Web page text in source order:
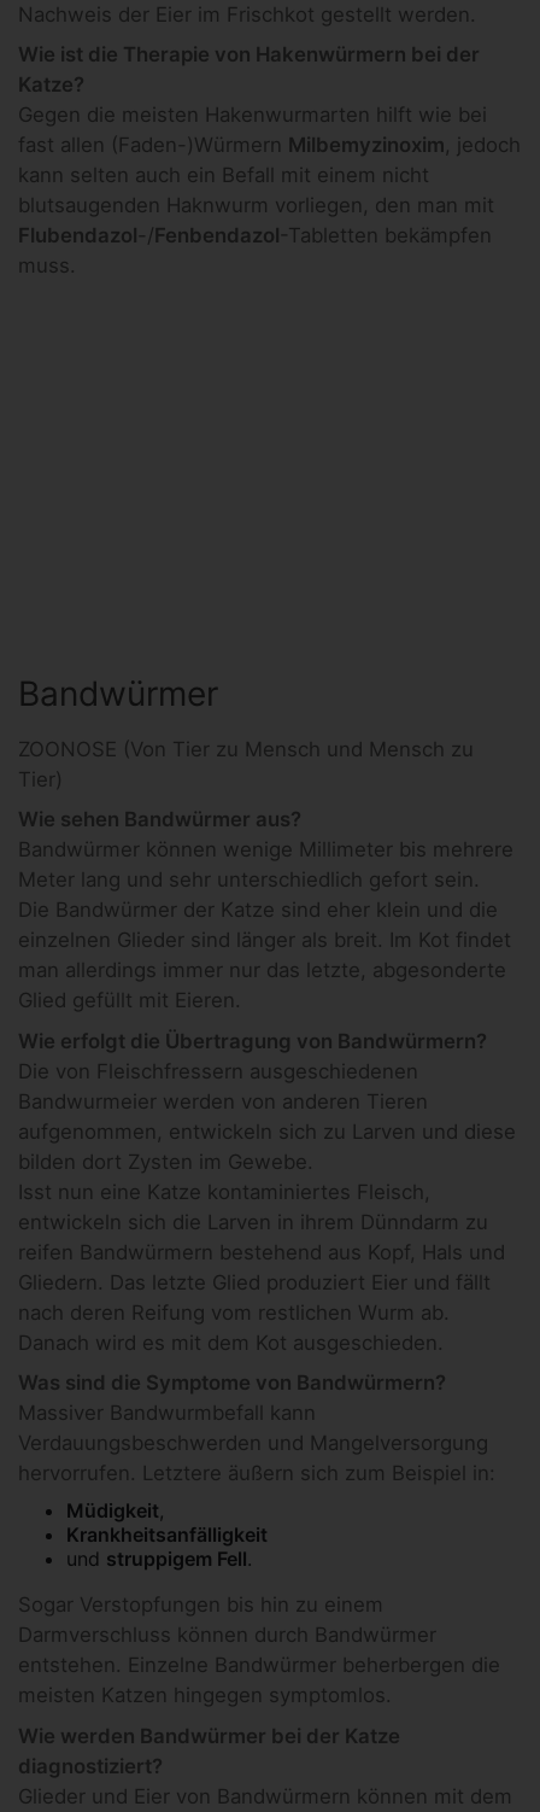
Nachweis der Eier im Frischkot gestellt werden.
Wie ist die Therapie von Hakenwürmern bei der
Katze?
Gegen die meisten Hakenwurmarten hilft wie bei
fast allen (Faden-)Würmern Milbemyzinoxim, jedoch
kann selten auch ein Befall mit einem nicht
blutsaugenden Haknwurm vorliegen, den man mit
Flubendazol -/ Fenbendazol
-Tabletten bekämpfen
muss.
Bandwürmer
ZOONOSE (Von Tier zu Mensch und Mensch zu
Tier)
Wie sehen Bandwürmer aus?
Bandwürmer können wenige Millimeter bis mehrere
Meter lang und sehr unterschiedlich gefort sein.
Die Bandwürmer der Katze sind eher klein und die
einzelnen Glieder sind länger als breit. Im Kot findet
man allerdings immer nur das letzte, abgesonderte
Glied gefüllt mit Eieren.
Wie erfolgt die Übertragung von Bandwürmern?
Die von Fleischfressern ausgeschiedenen
Bandwurmeier werden von anderen Tieren
aufgenommen, entwickeln sich zu Larven und diese
bilden dort Zysten im Gewebe.
Isst nun eine Katze kontaminiertes Fleisch,
entwickeln sich die Larven in ihrem Dünndarm zu
reifen Bandwürmern bestehend aus Kopf, Hals und
Gliedern. Das letzte Glied produziert Eier und fällt
nach deren Reifung vom restlichen Wurm ab.
Danach wird es mit dem Kot ausgeschieden.
Was sind die Symptome von Bandwürmern?
Massiver Bandwurmbefall kann
Verdauungsbeschwerden und Mangelversorgung
hervorrufen. Letztere äußern sich zum Beispiel in:
Müdigkeit,
Krankheitsanfälligkeit
und struppigem Fell.
Sogar Verstopfungen bis hin zu einem
Darmverschluss können durch Bandwürmer
entstehen. Einzelne Bandwürmer beherbergen die
meisten Katzen hingegen symptomlos.
Wie werden Bandwürmer bei der Katze
diagnostiziert?
Glieder und Eier von Bandwürmern können mit dem